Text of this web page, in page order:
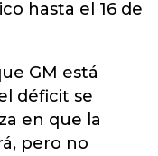
hasta el 16 de
GM está
déficit se
en que la
pero no